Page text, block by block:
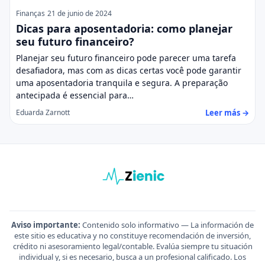
Finanças 21 de junio de 2024
Dicas para aposentadoria: como planejar
seu futuro financeiro?
Planejar seu futuro financeiro pode parecer uma tarefa
desafiadora, mas com as dicas certas você pode garantir
uma aposentadoria tranquila e segura. A preparação
antecipada é essencial para…
Eduarda Zarnott Leer más →
Aviso importante: Contenido solo informativo — La información de
este sitio es educativa y no constituye recomendación de inversión,
crédito ni asesoramiento legal/contable. Evalúa siempre tu situación
individual y, si es necesario, busca a un profesional calificado. Los